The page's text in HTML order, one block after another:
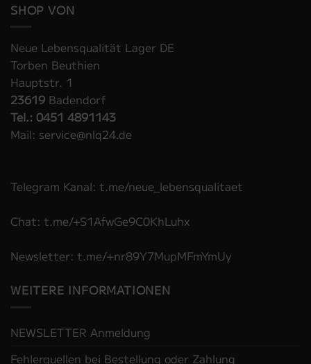
SHOP VON
Neue Lebensqualität Lager DE
Torben Beuthien
Hauptstr. 1
23619 Badendorf
Tel.: 0451 4891143
Mail: service@nlq24.de
Telegram Kanal: t.me/neue_lebensqualitaet
Chat: t.me/+S1AfwGe9C0KhLuhx
Newsletter: t.me/+nr89Y7MupMFmYmUy
WEITERE INFORMATIONEN
NEWSLETTER Anmeldung
Fehlerquellen bei Bestellung oder Zahlung